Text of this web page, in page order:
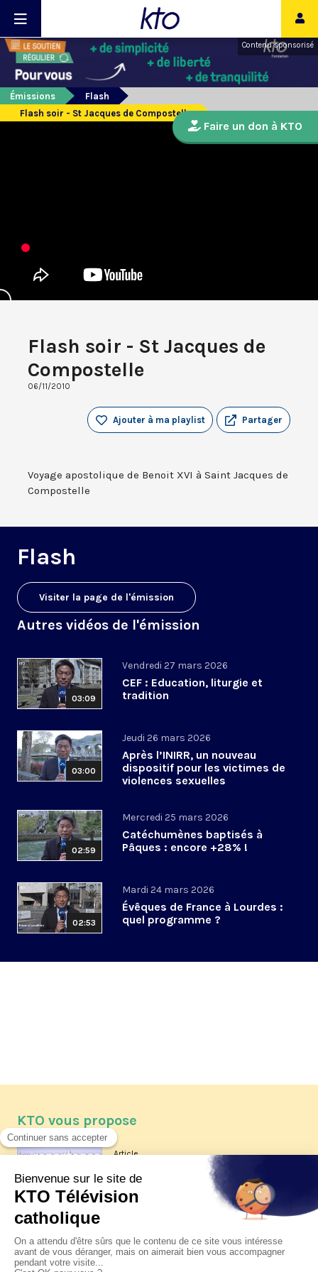
Contenu sponsorisé
Émissions
Flash
Flash soir - St Jacques de Compostelle
Flash soir - St Jacques de
Compostelle
06/11/2010
Partager
Ajouter à ma playlist
Voyage apostolique de Benoit XVI à Saint Jacques de
Compostelle
Flash
Visiter la page de l'émission
Autres vidéos de l'émission
03:09
Vendredi 27 mars 2026
CEF : Education, liturgie et
tradition
03:00
Jeudi 26 mars 2026
Après l’INIRR, un nouveau
dispositif pour les victimes de
violences sexuelles
02:59
Mercredi 25 mars 2026
Catéchumènes baptisés à
Pâques : encore +28% !
02:53
Mardi 24 mars 2026
Évêques de France à Lourdes :
quel programme ?
Faire un don à KTO
KTO vous propose
Article
Les reportages d'été 2026 de KTO
La visite pastorale du pape Léon
XIV à Assise à suivre sur KTO le
jeudi 6 août